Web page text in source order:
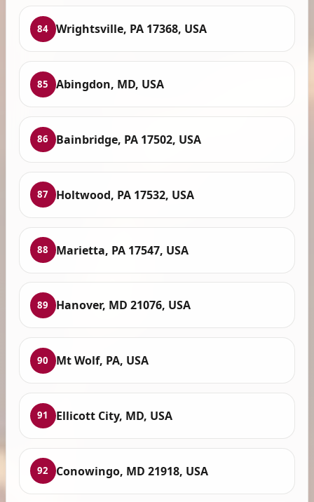
84 Wrightsville, PA 17368, USA
85 Abingdon, MD, USA
86 Bainbridge, PA 17502, USA
87 Holtwood, PA 17532, USA
88 Marietta, PA 17547, USA
89 Hanover, MD 21076, USA
90 Mt Wolf, PA, USA
91 Ellicott City, MD, USA
92 Conowingo, MD 21918, USA